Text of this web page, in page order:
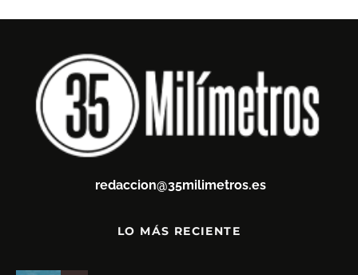
redaccion@35milimetros.es
LO MÁS RECIENTE